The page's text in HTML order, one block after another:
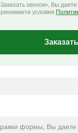
звонок», Вы
условия
формы, Вы